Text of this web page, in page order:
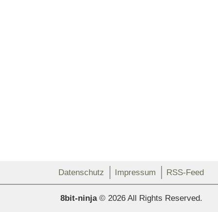
Datenschutz Impressum RSS-Feed
8bit-ninja© 2026 All Rights Reserved.